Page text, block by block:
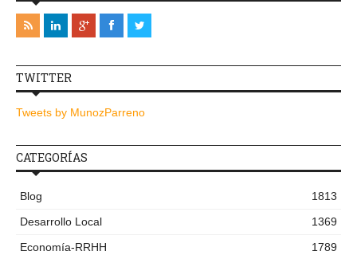
TWITTER
Tweets by MunozParreno
CATEGORÍAS
Blog
1813
Desarrollo Local
1369
Economía-RRHH
1789